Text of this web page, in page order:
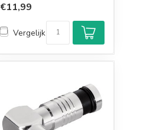
€11,99
Vergelijk